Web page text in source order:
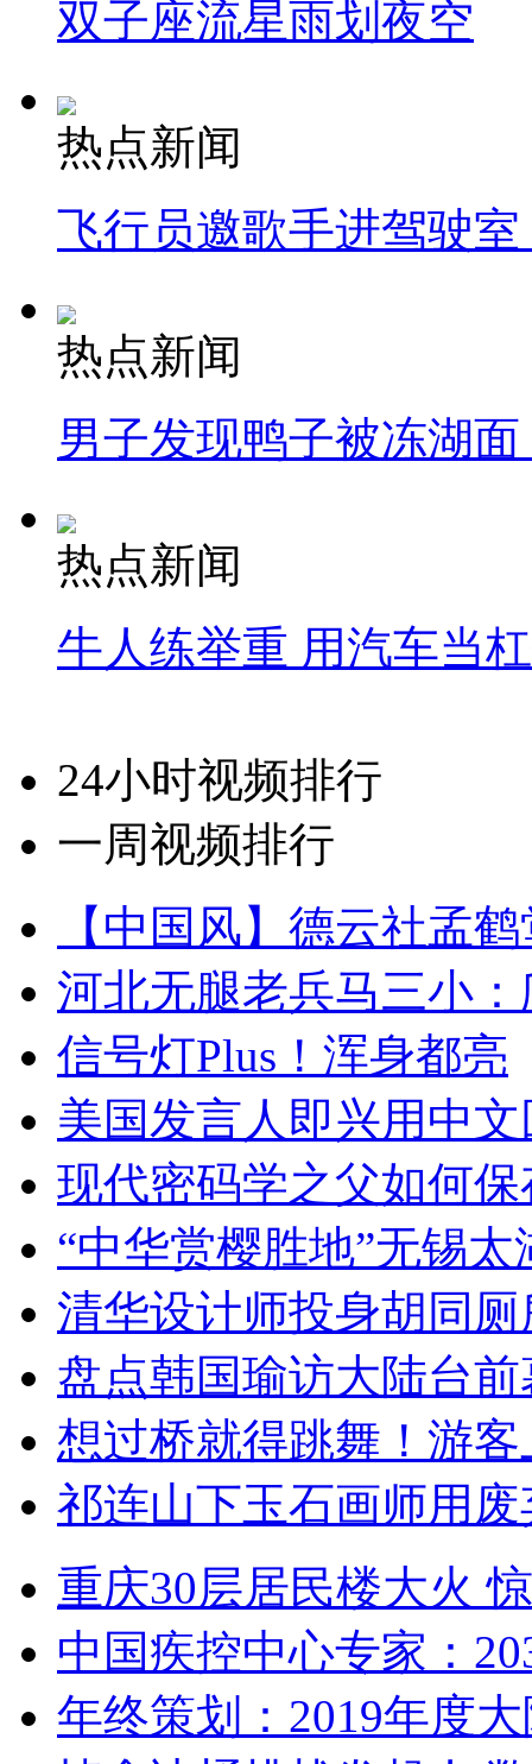
双子座流星雨划夜空
热点新闻
飞行员邀歌手进驾驶
热点新闻
男子发现鸭子被冻湖
热点新闻
牛人练举重 用汽车当
24小时视频排行
一周视频排行
【中国风】德云社孟
河北无腿老兵马三小
信号灯Plus！浑身都亮
美国发言人即兴用中
现代密码学之父如何
“中华赏樱胜地”无锡
清华设计师投身胡同
盘点韩国瑜访大陆台
想过桥就得跳舞！游客
祁连山下玉石画师用
重庆30层居民楼大火
中国疾控中心专家：
年终策划：2019年度